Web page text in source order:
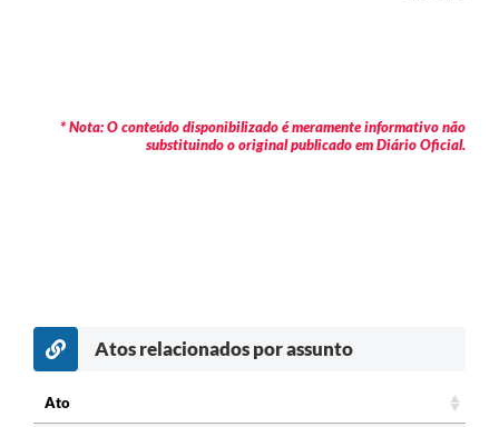
* Nota: O conteúdo disponibilizado é meramente informativo não
substituindo o original publicado em Diário Oficial.
Atos relacionados por assunto
Ato